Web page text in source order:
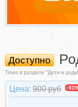
Доступно
Тема в разделе "Дети и
Цена: 900 руб -